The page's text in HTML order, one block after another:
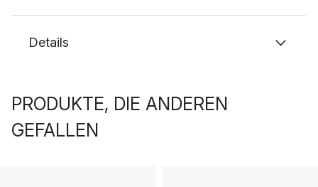
Details
PRODUKTE, DIE ANDEREN
GEFALLEN